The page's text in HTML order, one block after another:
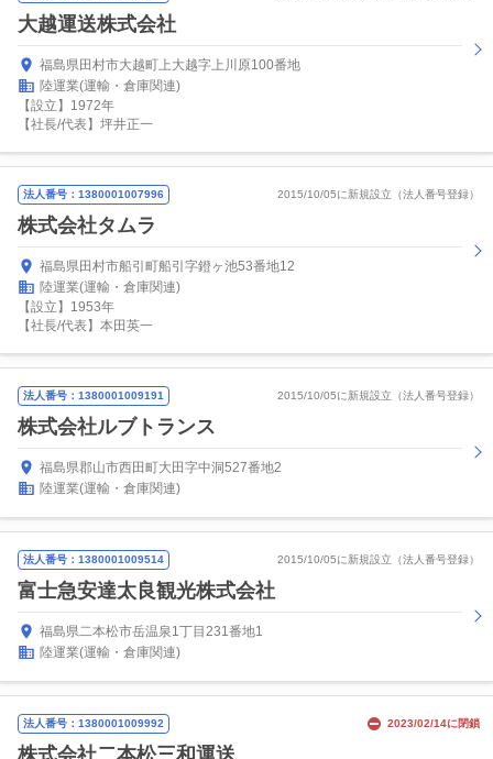
大越運送株式会社
福島県田村市大越町上大越字上川原100番地
陸運業(運輸・倉庫関連)
【設立】1972年
【社長/代表】坪井正一
法人番号：1380001007996 2015/10/05に新規設立（法人番号登録）
株式会社タムラ
福島県田村市船引町船引字鐙ヶ池53番地12
陸運業(運輸・倉庫関連)
【設立】1953年
【社長/代表】本田英一
法人番号：1380001009191 2015/10/05に新規設立（法人番号登録）
株式会社ルブトランス
福島県郡山市西田町大田字中洞527番地2
陸運業(運輸・倉庫関連)
法人番号：1380001009514 2015/10/05に新規設立（法人番号登録）
富士急安達太良観光株式会社
福島県二本松市岳温泉1丁目231番地1
陸運業(運輸・倉庫関連)
法人番号：1380001009992 2023/02/14に閉鎖
株式会社二本松三和運送